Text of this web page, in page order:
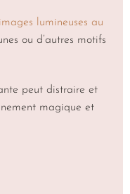
lumineuses au
ou d’autres motifs
peut distraire et
magique et